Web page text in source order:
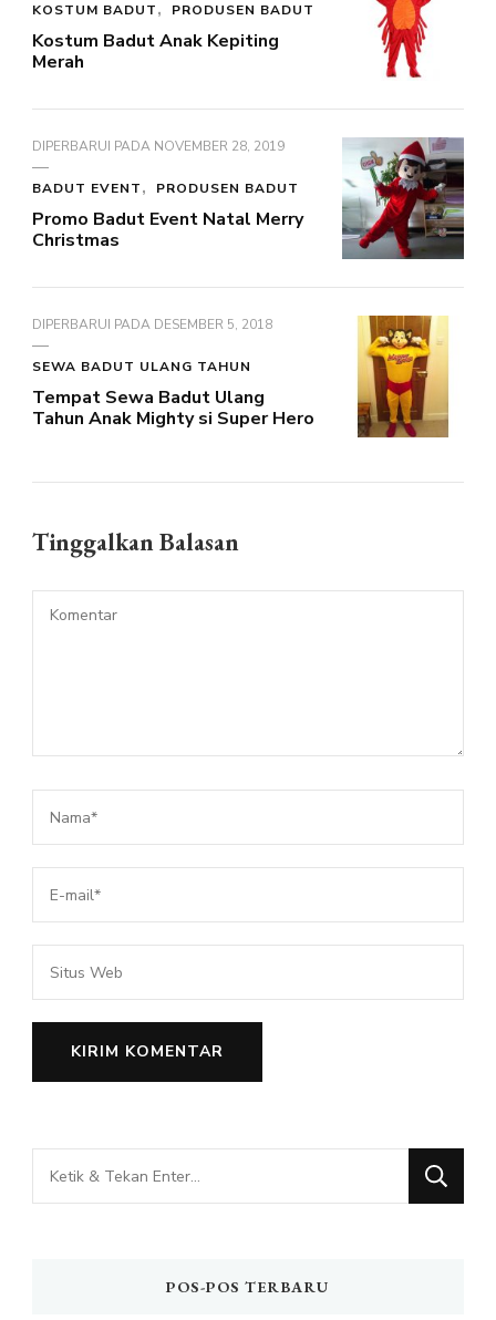
KOSTUM BADUT PRODUSEN BADUT
Kostum Badut Anak Kepiting
Merah
DIPERBARUI PADA NOVEMBER 28, 2019
BADUT EVENT PRODUSEN BADUT
Promo Badut Event Natal Merry
Christmas
DIPERBARUI PADA DESEMBER 5, 2018
SEWA BADUT ULANG TAHUN
Tempat Sewa Badut Ulang
Tahun Anak Mighty si Super Hero
Tinggalkan Balasan
Mencari
Sesuatu?
POS-POS TERBARU